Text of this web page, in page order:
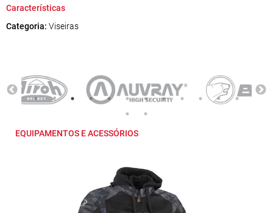
Características
Categoria: Viseiras
EQUIPAMENTOS E ACESSÓRIOS